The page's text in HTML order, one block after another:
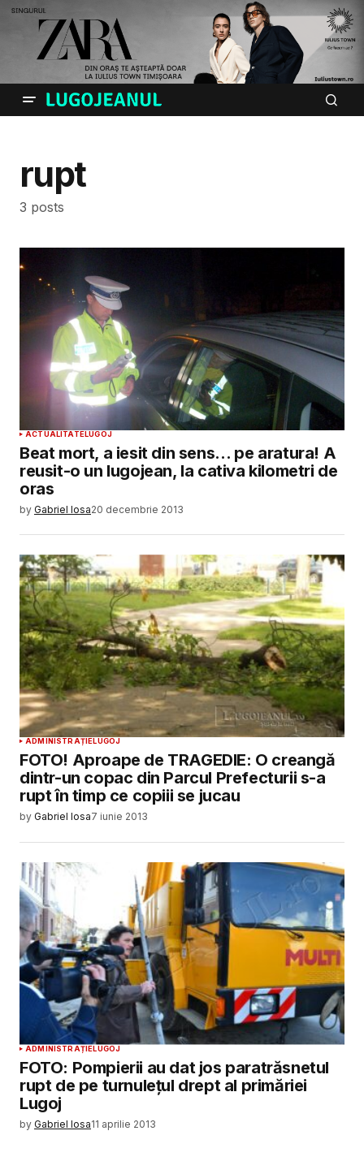
rupt
3 posts
ACTUALITATELUGOJ
Beat mort, a iesit din sens… pe aratura! A
reusit-o un lugojean, la cativa kilometri de
oras
by Gabriel Iosa20 decembrie 2013
ADMINISTRAȚIELUGOJ
FOTO! Aproape de TRAGEDIE: O creangă
dintr-un copac din Parcul Prefecturii s-a
rupt în timp ce copiii se jucau
by Gabriel Iosa7 iunie 2013
ADMINISTRAȚIELUGOJ
FOTO: Pompierii au dat jos paratrăsnetul
rupt de pe turnuleţul drept al primăriei
Lugoj
by Gabriel Iosa11 aprilie 2013